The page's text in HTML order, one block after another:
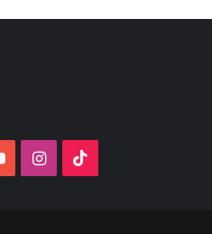
YouTubeInstagram